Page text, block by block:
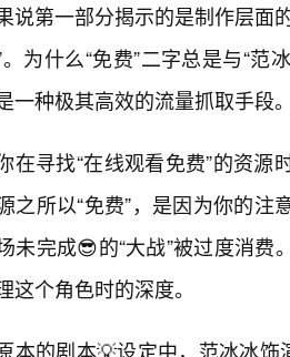
说第一部分揭示的是制作层面
为什么“免费”二字总是与“范
一种极其高效的流量抓取手段
在寻找“在线观看免费”的资
之所以“免费”，是因为你的
未完成😎的“大战”被过度消
这个角色时的深度。
本的剧本💡设定中，范冰冰饰